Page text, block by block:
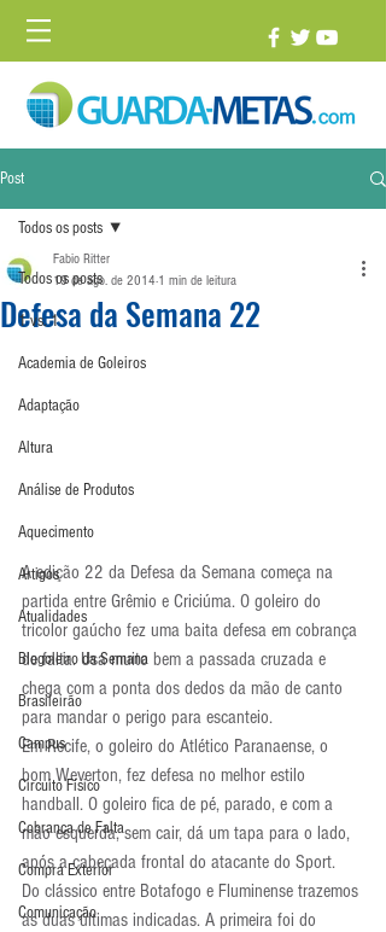
Post
Todos os posts
1 vs. 1
Academia de Goleiros
Adaptação
Altura
Análise de Produtos
Aquecimento
Artigos
Atualidades
Blogoleiro da Semana
Brasileirão
Campus
Circuito Físico
Cobrança de Falta
Compra Exterior
Comunicação
Todos os posts
Defesa da Semana 22
Fabio Ritter
19 de ago. de 2014 1 min de leitura
A edição 22 da Defesa da Semana começa na
partida entre Grêmio e Criciúma. O goleiro do
tricolor gaúcho fez uma baita defesa em cobrança
de falta. Usa muito bem a passada cruzada e
chega com a ponta dos dedos da mão de canto
para mandar o perigo para escanteio.
Em Recife, o goleiro do Atlético Paranaense, o
bom Weverton, fez defesa no melhor estilo
handball. O goleiro fica de pé, parado, e com a
mão esquerda, sem cair, dá um tapa para o lado,
após a cabeçada frontal do atacante do Sport.
Do clássico entre Botafogo e Fluminense trazemos
as duas últimas indicadas. A primeira foi do